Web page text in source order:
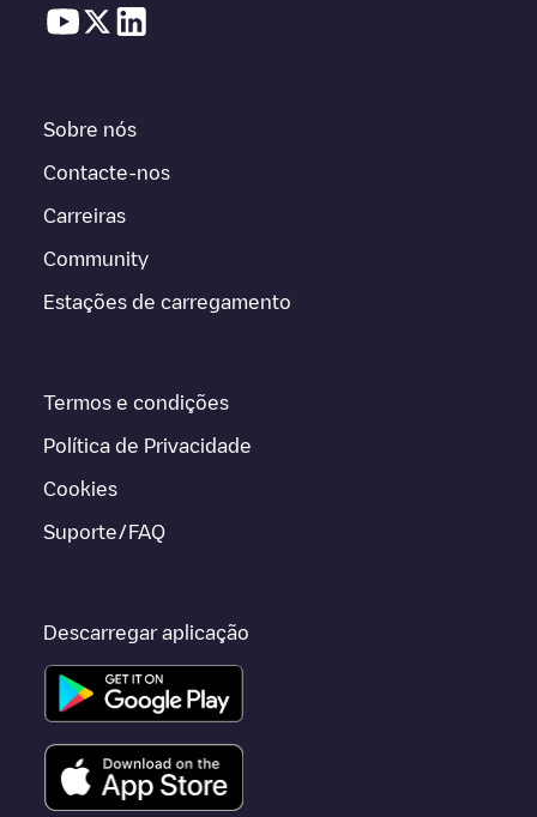
Sobre nós
Contacte-nos
Carreiras
Community
Estações de carregamento
Termos e condições
Política de Privacidade
Cookies
Suporte/FAQ
Descarregar aplicação